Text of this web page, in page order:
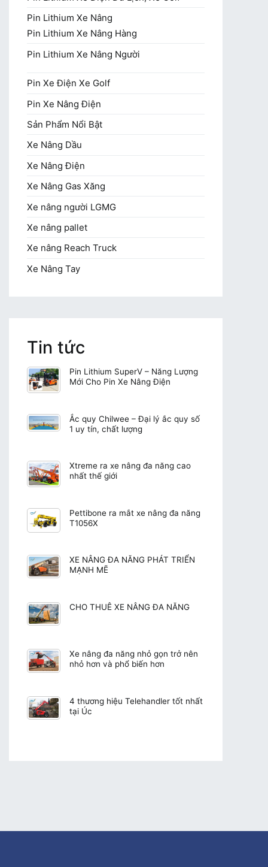
Pin Lithium Xe Nâng
Pin Lithium Xe Nâng Hàng
Pin Lithium Xe Nâng Người
Pin Xe Điện Xe Golf
Pin Xe Nâng Điện
Sản Phẩm Nổi Bật
Xe Nâng Dầu
Xe Nâng Điện
Xe Nâng Gas Xăng
Xe nâng người LGMG
Xe nâng pallet
Xe nâng Reach Truck
Xe Nâng Tay
Tin tức
Pin Lithium SuperV – Năng Lượng
Mới Cho Pin Xe Nâng Điện
Ắc quy Chilwee – Đại lý ắc quy số
1 uy tín, chất lượng
Xtreme ra xe nâng đa năng cao
nhất thế giới
Pettibone ra mắt xe nâng đa năng
T1056X
XE NÂNG ĐA NĂNG PHÁT TRIỂN
MẠNH MẼ
CHO THUÊ XE NÂNG ĐA NĂNG
Xe nâng đa năng nhỏ gọn trở nên
nhỏ hơn và phổ biến hơn
4 thương hiệu Telehandler tốt nhất
tại Úc